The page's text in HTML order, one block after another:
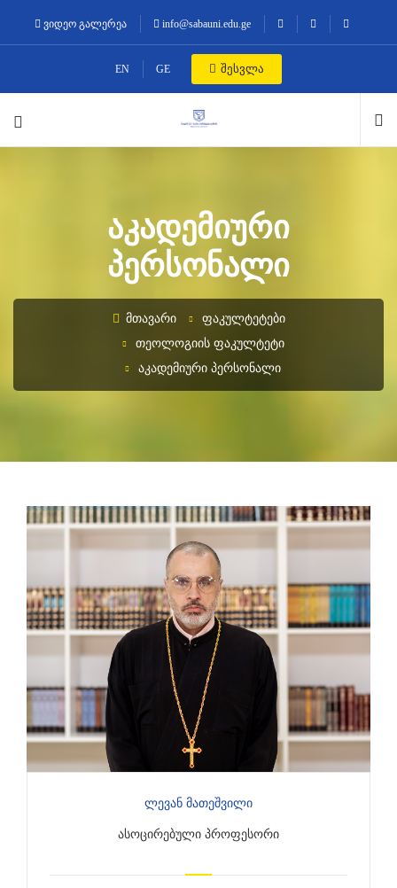
ვიდეო გალერეა info@sabauni.edu.ge
EN GE შესვლა
ᲐᲙᲐᲓᲔᲛᲘᲣᲠᲘ
ᲞᲔᲠᲡᲝᲜᲐᲚᲘ
ᲛᲗᲐᲕᲐᲠᲘ
ᲤᲐᲙᲣᲚᲢᲔᲢᲔᲑᲘ
ᲗᲔᲝᲚᲝᲒᲘᲘᲡ ᲤᲐᲙᲣᲚᲢᲔᲢᲘ
ᲐᲙᲐᲓᲔᲛᲘᲣᲠᲘ ᲞᲔᲠᲡᲝᲜᲐᲚᲘ
Ლევან Მათეშვილი
ᲐᲡᲝᲪᲘᲠᲔᲑᲣᲚᲘ ᲞᲠᲝᲤᲔᲡᲝᲠᲘ